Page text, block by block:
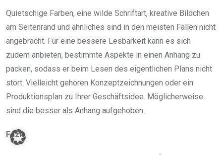
Quietschige Farben, eine wilde Schriftart, kreative Bildchen
am Seitenrand und ähnliches sind in den meisten Fällen nicht
angebracht. Für eine bessere Lesbarkeit kann es sich
zudem anbieten, bestimmte Aspekte in einen Anhang zu
packen, sodass er beim Lesen des eigentlichen Plans nicht
stört. Vielleicht gehören Konzeptzeichnungen oder ein
Produktionsplan zu Ihrer Geschäftsidee. Möglicherweise
sind die besser als Anhang aufgehoben.
Fazit